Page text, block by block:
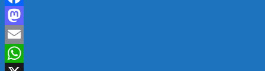
Facebook
Mastodon
Email